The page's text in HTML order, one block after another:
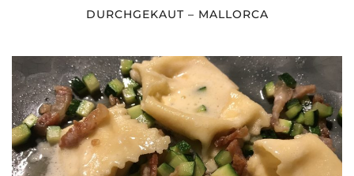
DURCHGEKAUT – MALLORCA